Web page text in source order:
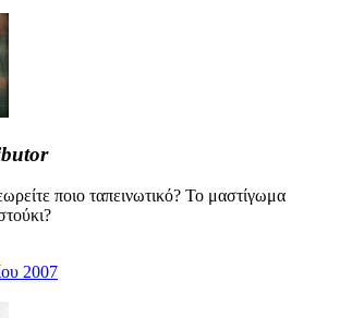
ποιο ταπεινωτικό? Το μαστίγωμα
2007